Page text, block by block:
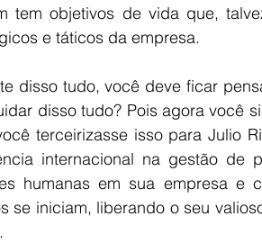
tem objetivos de vida que,
e táticos da empresa.
disso tudo, você deve ficar
disso tudo? Pois agora você
terceirizasse isso para Julio
internacional na gestão de
humanas em sua empresa e
se iniciam, liberando o seu